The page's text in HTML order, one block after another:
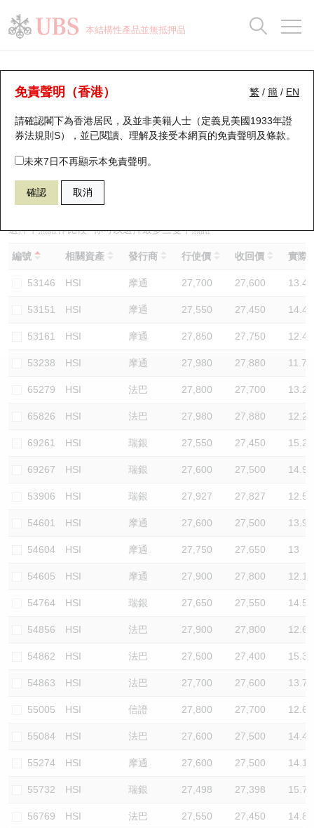
本結構性產品並無抵押品
繁 / 簡 / EN
免責聲明（香港）
請確認閣下為香港居民，及並非美籍人士（定義見美國1933年證
券法規則S），並已閱讀、理解及接受本網頁的免責聲明及條款。
未來7日不再顯示本免責聲明。
確認 取消
牛熊證分析儀
表現 街貨統計 比較
58125 瑞銀熊證 HSI 恒生指數
選擇牛熊證作比較 *你可以選擇最多三隻牛熊證
編號 相關資產 發行商 行使價 收回價 實際
53146 HSI 摩通 27,700 27,600 13.4
53151 HSI 摩通 27,550 27,450 14.4
53161 HSI 摩通 27,850 27,750 12.4
53238 HSI 摩通 27,980 27,880 11.7
65279 HSI 法巴 27,800 27,700 13.2
65826 HSI 法巴 27,980 27,880 12.2
69261 HSI 瑞銀 27,550 27,450 15.2
69267 HSI 瑞銀 27,600 27,500 14.9
53906 HSI 瑞銀 27,927 27,827 12.5
54601 HSI 摩通 27,600 27,500 13.9
54604 HSI 摩通 27,750 27,650 13
54605 HSI 摩通 27,900 27,800 12.1
54764 HSI 瑞銀 27,650 27,550 14.5
54856 HSI 法巴 27,900 27,800 12.6
54862 HSI 法巴 27,500 27,400 15.3
54863 HSI 法巴 27,700 27,600 13.7
55005 HSI 信證 27,800 27,700 12.6
55084 HSI 法巴 27,600 27,500 14.4
55274 HSI 摩通 27,600 27,500 14.1
55732 HSI 瑞銀 27,498 27,398 15.7
56769 HSI 法巴 27,550 27,450 14.8
瑞銀認股證一覽
新發行瑞銀認股證
即將到期認股證
認股證到期結算價查詢
認股證分析儀
認股證速算機
認股證/牛熊證日誌
認股證文件及公告
街貨統計
比較
牛熊全景快搜
牛熊證搜尋
牛熊證街貨分佈圖
正股牛熊證列表
新發行瑞銀牛熊證
已收回牛熊證剩餘價值
牛熊證到期結算價查詢
牛熊證分析儀
牛熊證文件及公告
牛熊證文件及公告 (瑞信)
街貨統計
比較
十大升幅/跌幅
十大認股證成交分佈
十天股證佔大市成交
資金流
街貨統計
三十大平均引伸波幅
正股分析儀
二十大活躍股份
恒指成份股
國指成份股
科指成份股
相關資產沽空
中資ETFs溢價比較
AH 股價對照
ADR
收市競價變化
持股比重
顯示所有持股比重
每月輪證大市專題
輪證專欄
講座及教育短片
認股證投資者教育
牛熊證投資者教育
認股證牛熊證常問問題